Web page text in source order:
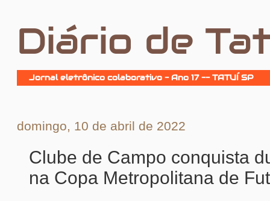
Diário de
Jornal eletrônico colaborativo - Ano 17 -- TATUÍ SP
domingo, 10 de abril de 2022
Clube de Campo conquista
na Copa Metropolitana de